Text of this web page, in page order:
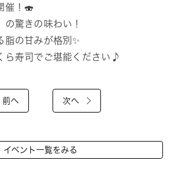
催！🍣
の驚きの味わい！
脂の甘みが格別✨
ら寿司でご堪能ください♪
前へ 次へ
イベント一覧をみる